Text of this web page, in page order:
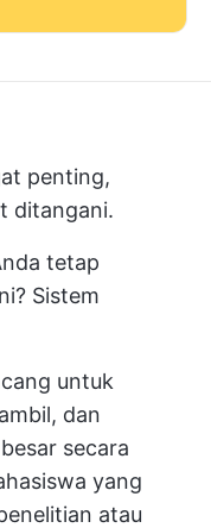
penting,
ditangani.
tetap
Sistem
untuk
dan
secara
yang
atau